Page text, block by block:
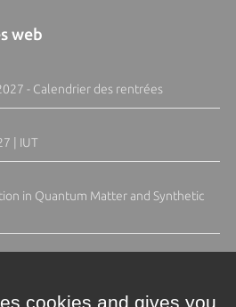
web
- Calendrier des rentrées
| IUT
in Quantum Matter and Synthetic
cookies and gives you